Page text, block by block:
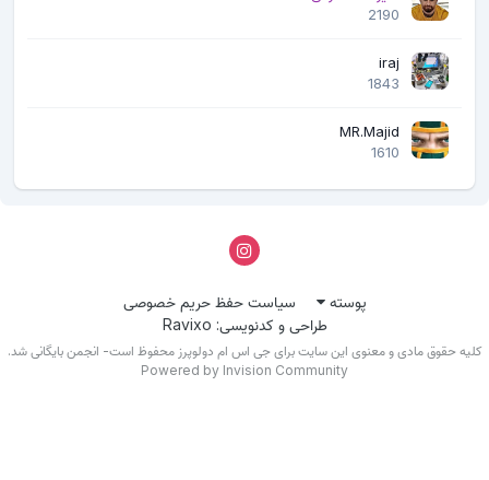
2190
iraj
1843
MR.Majid
1610
پوسته
سیاست حفظ حریم خصوصی
طراحی و کدنویسی: Ravixo
حقوق مادی و معنوی این سایت برای جی اس ام دولوپرز محفوظ است- انجمن بایگانی شد.
Powered by Invision Community